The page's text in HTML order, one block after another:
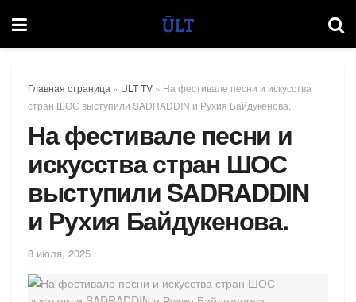
Главная страница » ULT TV » На фестивале песни и искусства
стран ШОС выступили SADRADDIN и Рухия Байдукенова.
На фестивале песни и
искусства стран ШОС
выступили SADRADDIN
и Рухия Байдукенова.
8 июля, 2025